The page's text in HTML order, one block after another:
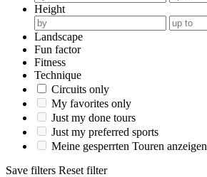
Height
Landscape
Fun factor
Fitness
Technique
Circuits only
My favorites only
Just my done tours
Just my preferred sports
Meine gesperrten Touren anzeigen
Save filters Reset filter